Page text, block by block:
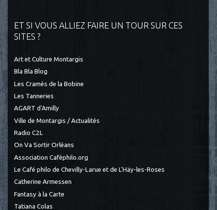
ET SI VOUS ALLIEZ FAIRE UN TOUR SUR CES
SITES ?
Art et Culture Montargis
Bla Bla Blog
Les Cramés de la Bobine
Les Tanneries
AGART d'Amilly
Ville de Montargis / Actualités
Radio C2L
On Va Sortir Orléans
Association Caféphilo.org
Le Café philo de Chevilly-Larue et de L'Häy-les-Roses
Catherine Armessen
Fantasy à la Carte
Tatiana Colas